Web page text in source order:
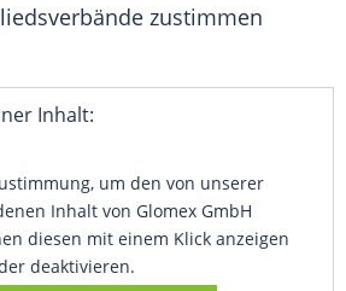
zustimmen
Inhalt:
um den von unserer
Inhalt von Glomex GmbH
diesen mit einem Klick anzeigen
deaktivieren.